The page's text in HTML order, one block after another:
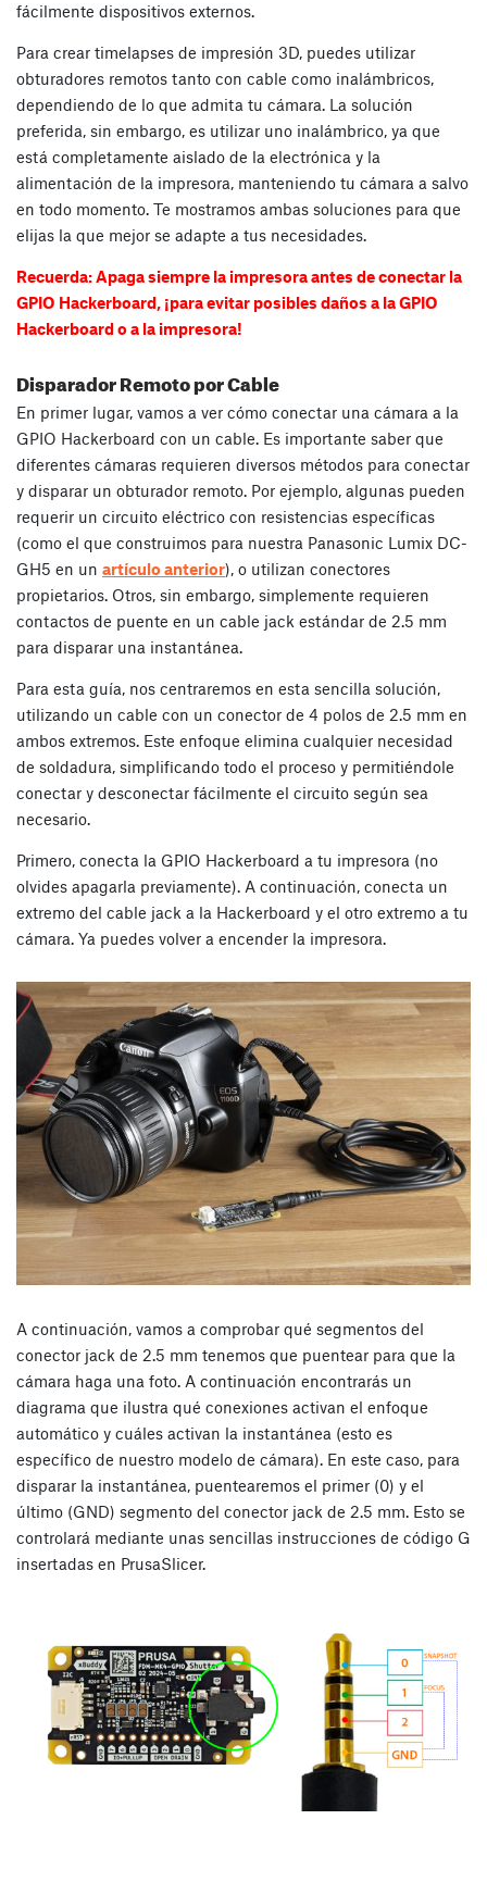
fácilmente dispositivos externos.
Para crear timelapses de impresión 3D, puedes utilizar
obturadores remotos tanto con cable como inalámbricos,
dependiendo de lo que admita tu cámara. La solución
preferida, sin embargo, es utilizar uno inalámbrico, ya que
está completamente aislado de la electrónica y la
alimentación de la impresora, manteniendo tu cámara a salvo
en todo momento. Te mostramos ambas soluciones para que
elijas la que mejor se adapte a tus necesidades.
Recuerda: Apaga siempre la impresora antes de conectar la
GPIO Hackerboard, ¡para evitar posibles daños a la GPIO
Hackerboard o a la impresora!
Disparador Remoto por Cable
En primer lugar, vamos a ver cómo conectar una cámara a la
GPIO Hackerboard con un cable. Es importante saber que
diferentes cámaras requieren diversos métodos para conectar
y disparar un obturador remoto. Por ejemplo, algunas pueden
requerir un circuito eléctrico con resistencias específicas
(como el que construimos para nuestra Panasonic Lumix DC-
GH5 en un artículo anterior), o utilizan conectores
propietarios. Otros, sin embargo, simplemente requieren
contactos de puente en un cable jack estándar de 2.5 mm
para disparar una instantánea.
Para esta guía, nos centraremos en esta sencilla solución,
utilizando un cable con un conector de 4 polos de 2.5 mm en
ambos extremos. Este enfoque elimina cualquier necesidad
de soldadura, simplificando todo el proceso y permitiéndole
conectar y desconectar fácilmente el circuito según sea
necesario.
Primero, conecta la GPIO Hackerboard a tu impresora (no
olvides apagarla previamente). A continuación, conecta un
extremo del cable jack a la Hackerboard y el otro extremo a tu
cámara. Ya puedes volver a encender la impresora.
A continuación, vamos a comprobar qué segmentos del
conector jack de 2.5 mm tenemos que puentear para que la
cámara haga una foto. A continuación encontrarás un
diagrama que ilustra qué conexiones activan el enfoque
automático y cuáles activan la instantánea (esto es
específico de nuestro modelo de cámara). En este caso, para
disparar la instantánea, puentearemos el primer (0) y el
último (GND) segmento del conector jack de 2.5 mm. Esto se
controlará mediante unas sencillas instrucciones de código G
insertadas en PrusaSlicer.